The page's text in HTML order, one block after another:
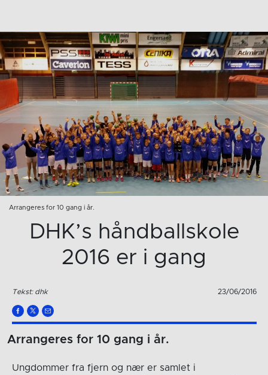
Arrangeres for 10 gang i år.
DHK’s håndballskole
2016 er i gang
Tekst: dhk 23/06/2016
Arrangeres for 10 gang i år.
Ungdommer fra fjern og nær er samlet i